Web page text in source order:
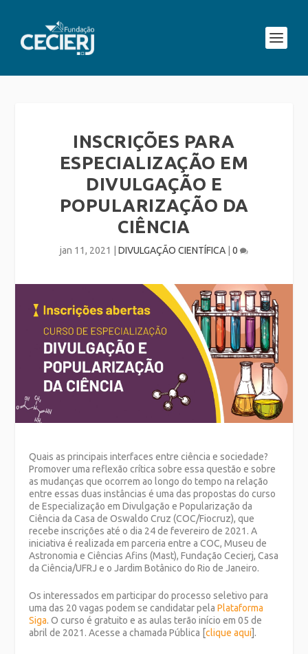
INSCRIÇÕES PARA
ESPECIALIZAÇÃO EM
DIVULGAÇÃO E
POPULARIZAÇÃO DA
CIÊNCIA
jan 11, 2021 DIVULGAÇÃO CIENTÍFICA 0
Quais as principais interfaces entre ciência e sociedade?
Promover uma reflexão crítica sobre essa questão e sobre
as mudanças que ocorrem ao longo do tempo na relação
entre essas duas instâncias é uma das propostas do curso
de Especialização em Divulgação e Popularização da
Ciência da Casa de Oswaldo Cruz (COC/Fiocruz), que
recebe inscrições até o dia 24 de fevereiro de 2021. A
iniciativa é realizada em parceria entre a COC, Museu de
Astronomia e Ciências Afins (Mast), Fundação Cecierj, Casa
da Ciência/UFRJ e o Jardim Botânico do Rio de Janeiro.
Os interessados em participar do processo seletivo para
uma das 20 vagas podem se candidatar pelaPlataforma
Siga. O curso é gratuito e as aulas terão início em 05 de
abril de 2021. Acesse a chamada Pública [clique aqui].